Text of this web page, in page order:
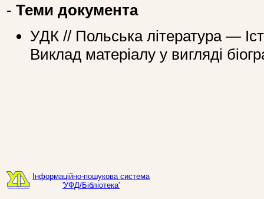
- Теми документа
УДК // Польська література —
Виклад матеріалу у вигляді
Інформаційно-пошукова система
'УФД/Бібліотека'